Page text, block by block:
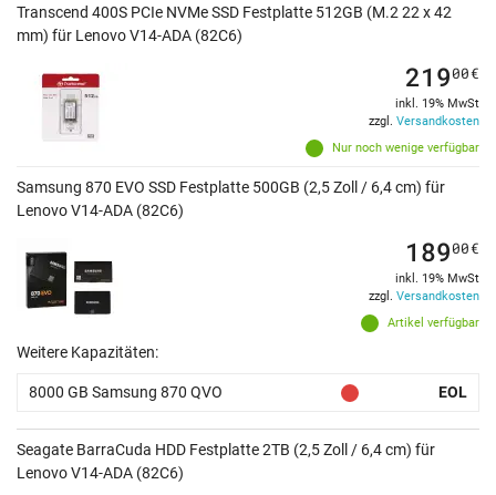
Transcend 400S PCIe NVMe SSD Festplatte 512GB (M.2 22 x 42
mm) für Lenovo V14-ADA (82C6)
Nur noch wenige verfügbar
21900€
inkl. 19% MwSt
zzgl. Versandkosten
Samsung 870 EVO SSD Festplatte 500GB (2,5 Zoll / 6,4 cm) für
Lenovo V14-ADA (82C6)
Artikel verfügbar
18900€
inkl. 19% MwSt
zzgl. Versandkosten
Weitere Kapazitäten:
8000 GB Samsung 870 QVO EOL
Seagate BarraCuda HDD Festplatte 2TB (2,5 Zoll / 6,4 cm) für
Lenovo V14-ADA (82C6)